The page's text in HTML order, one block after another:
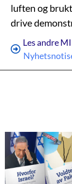
luften og
drive
Les andre